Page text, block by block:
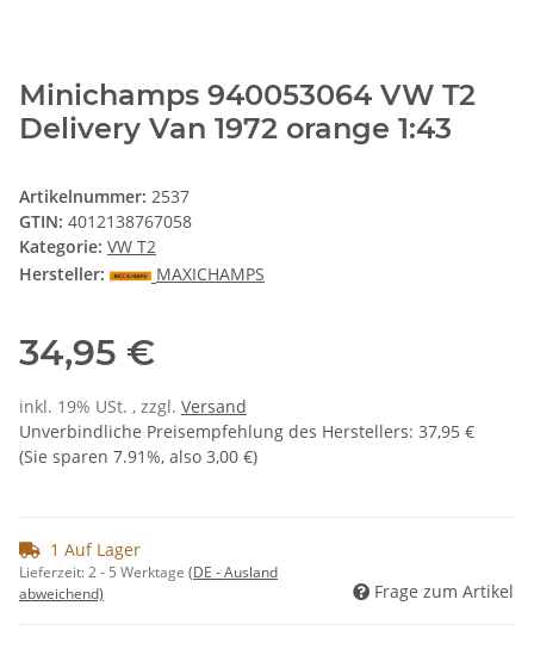
Minichamps 940053064 VW T2
Delivery Van 1972 orange 1:43
Artikelnummer: 2537
GTIN: 4012138767058
Kategorie: VW T2
Hersteller:
MAXICHAMPS
34,95 €
inkl. 19% USt. , zzgl. Versand
Unverbindliche Preisempfehlung des Herstellers: 37,95 €
(Sie sparen 7.91%, also 3,00 €)
1 Auf Lager
Lieferzeit:2 - 5 Werktage (DE - Ausland
abweichend)
Frage zum Artikel